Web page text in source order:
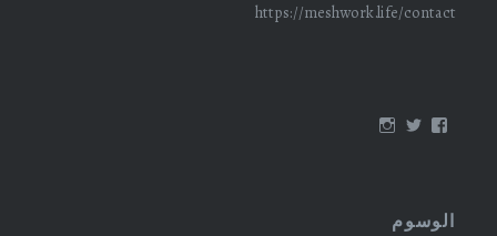
https://meshwork.life/contact
عرضعرضعرض
الوسوم